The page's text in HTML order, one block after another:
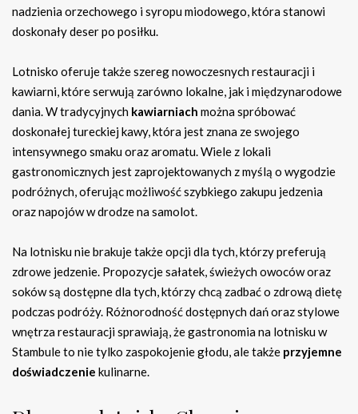
nadzienia orzechowego i syropu miodowego, która stanowi
doskonały deser po posiłku.
Lotnisko oferuje także szereg nowoczesnych restauracji i
kawiarni, które serwują zarówno lokalne, jak i międzynarodowe
dania. W tradycyjnych kawiarniach można spróbować
doskonałej tureckiej kawy, która jest znana ze swojego
intensywnego smaku oraz aromatu. Wiele z lokali
gastronomicznych jest zaprojektowanych z myślą o wygodzie
podróżnych, oferując możliwość szybkiego zakupu jedzenia
oraz napojów w drodze na samolot.
Na lotnisku nie brakuje także opcji dla tych, którzy preferują
zdrowe jedzenie. Propozycje sałatek, świeżych owoców oraz
soków są dostępne dla tych, którzy chcą zadbać o zdrową dietę
podczas podróży. Różnorodność dostępnych dań oraz stylowe
wnętrza restauracji sprawiają, że gastronomia na lotnisku w
Stambule to nie tylko zaspokojenie głodu, ale także przyjemne
doświadczenie kulinarne.